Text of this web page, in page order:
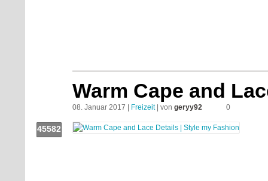
Warm Cape and
08. Januar 2017 | Freizeit| von geryy92 0
45582